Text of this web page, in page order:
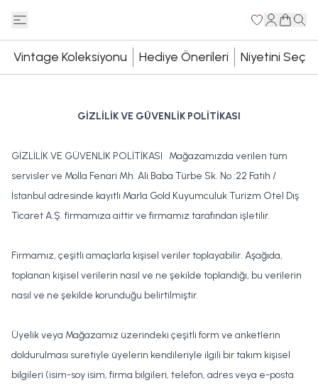
Vintage Koleksiyonu Hediye Önerileri Niyetini Seç
GİZLİLİK VE GÜVENLİK POLİTİKASI
GİZLİLİK VE GÜVENLİK POLİTİKASI Mağazamızda verilen tüm
servisler ve Molla Fenari Mh. Ali Baba Türbe Sk. No :22 Fatih /
İstanbul adresinde kayıtlı Marla Gold Kuyumculuk Turizm Otel Dış
Ticaret A.Ş. firmamıza aittir ve firmamız tarafından işletilir.
Firmamız, çeşitli amaçlarla kişisel veriler toplayabilir. Aşağıda,
toplanan kişisel verilerin nasıl ve ne şekilde toplandığı, bu verilerin
nasıl ve ne şekilde korunduğu belirtilmiştir.
Üyelik veya Mağazamız üzerindeki çeşitli form ve anketlerin
doldurulması suretiyle üyelerin kendileriyle ilgili bir takım kişisel
bilgileri (isim-soy isim, firma bilgileri, telefon, adres veya e-posta